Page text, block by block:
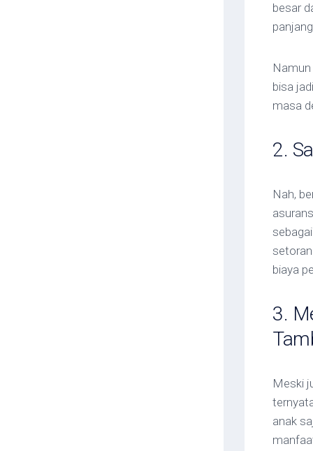
besar
bisa
masa
2.
Nah,
biaya
3.
Meski
anak